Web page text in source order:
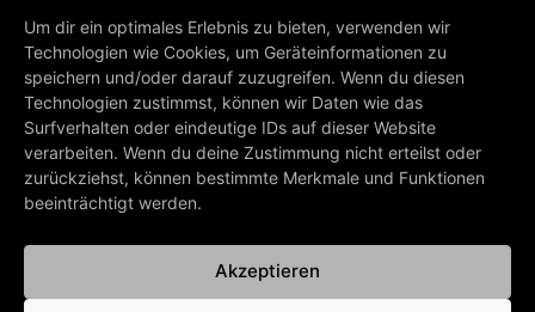
Um dir ein optimales Erlebnis zu bieten, verwenden wir
Technologien wie Cookies, um Geräteinformationen zu
speichern und/oder darauf zuzugreifen. Wenn du diesen
Technologien zustimmst, können wir Daten wie das
Surfverhalten oder eindeutige IDs auf dieser Website
verarbeiten. Wenn du deine Zustimmung nicht erteilst oder
zurückziehst, können bestimmte Merkmale und Funktionen
beeinträchtigt werden.
Akzeptieren
PREV
UPCOMING TOUR: ALPHAVILLE FOREVER! LIVE – BEST OF 40 YEARS
NEXT
BACK TO ALL NEWS